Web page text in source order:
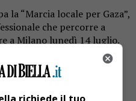
la “Marcia locale per Gaza”,
che percorre a
a Milano lunedì 14 luglio.
cessate il fuoco e la
l’ingresso degli aiuti
di Gaza. Durante il
firme per una